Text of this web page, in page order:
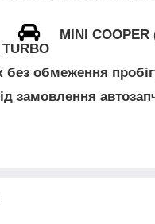
MINI COOPER
без обмеження
замовлення